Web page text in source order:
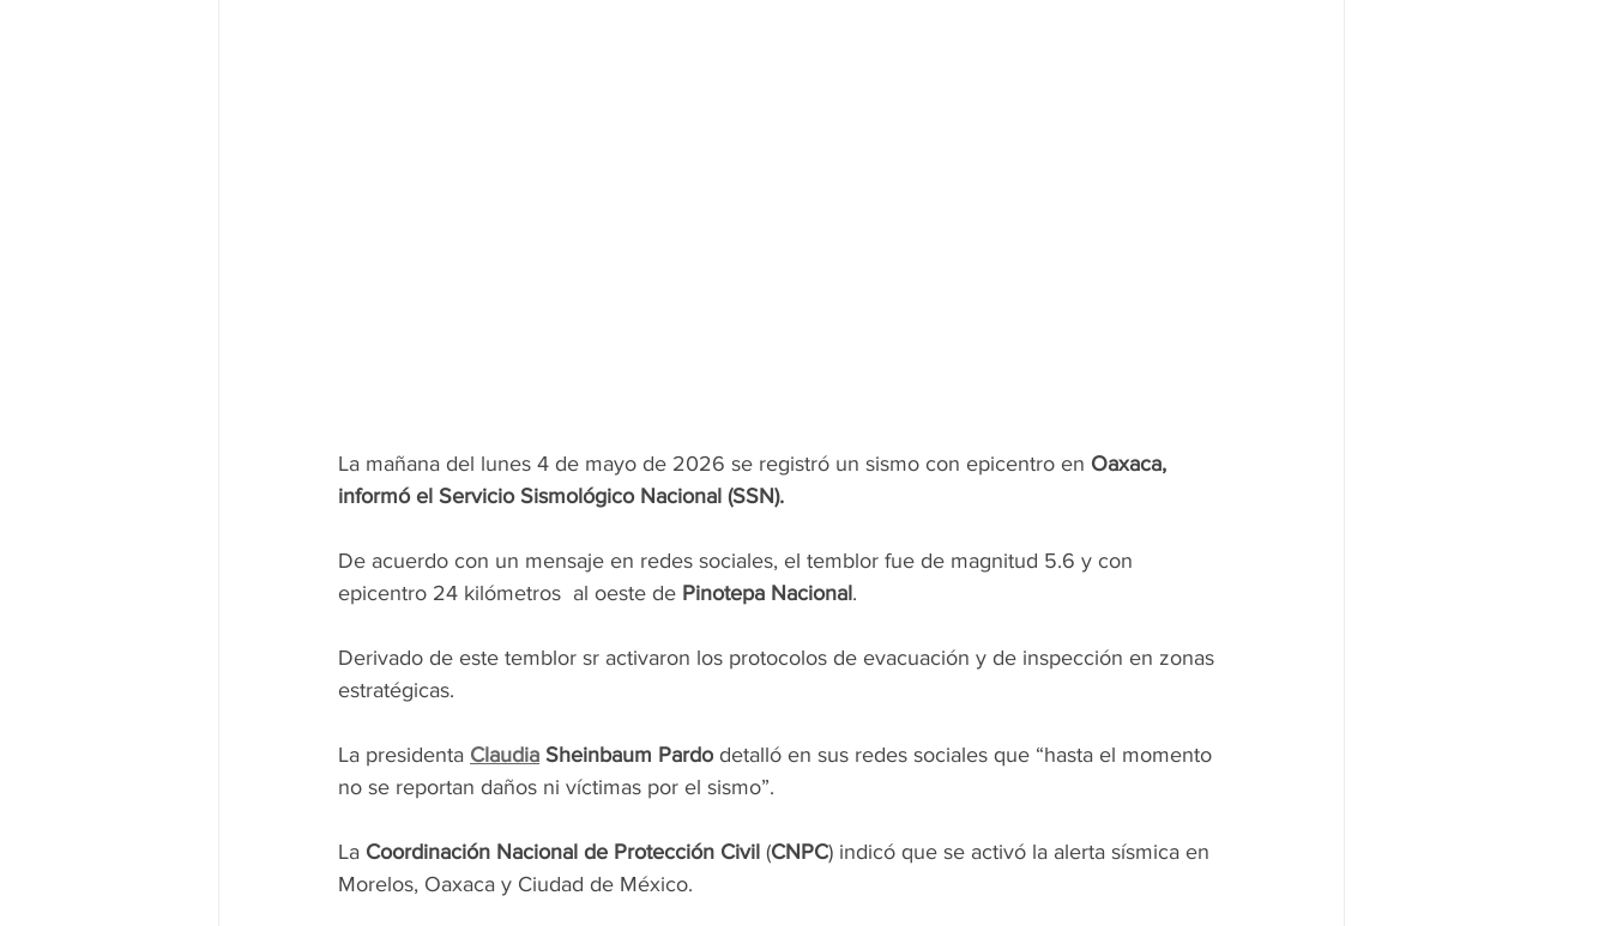
La mañana del lunes 4 de mayo de 2026 se registró un sismo con epicentro en Oaxaca,
informó el Servicio Sismológico Nacional (SSN).
De acuerdo con un mensaje en redes sociales, el temblor fue de magnitud 5.6 y con
epicentro 24 kilómetros  al oeste de Pinotepa Nacional.
Derivado de este temblor sr activaron los protocolos de evacuación y de inspección en zonas
estratégicas.
La presidenta Claudia Sheinbaum Pardo detalló en sus redes sociales que “hasta el momento
no se reportan daños ni víctimas por el sismo”.
La Coordinación Nacional de Protección Civil (CNPC) indicó que se activó la alerta sísmica en
Morelos, Oaxaca y Ciudad de México.